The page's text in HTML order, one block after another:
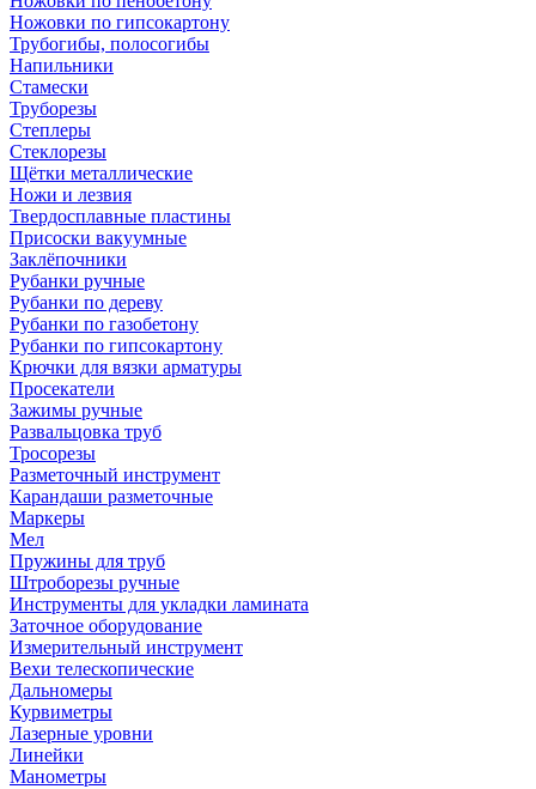
Ножовки по гипсокартону
Трубогибы, полосогибы
Напильники
Стамески
Труборезы
Степлеры
Стеклорезы
Щётки металлические
Ножи и лезвия
Твердосплавные пластины
Присоски вакуумные
Заклёпочники
Рубанки ручные
Рубанки по дереву
Рубанки по газобетону
Рубанки по гипсокартону
Крючки для вязки арматуры
Просекатели
Зажимы ручные
Развальцовка труб
Тросорезы
Разметочный инструмент
Карандаши разметочные
Маркеры
Мел
Пружины для труб
Штроборезы ручные
Инструменты для укладки ламината
Заточное оборудование
Измерительный инструмент
Вехи телескопические
Дальномеры
Курвиметры
Лазерные уровни
Линейки
Манометры